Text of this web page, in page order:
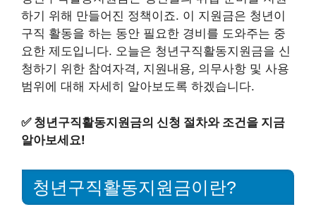
하기 위해 만들어진 정책이죠. 이 지원금은 청년이
구직 활동을 하는 동안 필요한 경비를 도와주는 중
요한 제도입니다. 오늘은 청년구직활동지원금을 신
청하기 위한 참여자격, 지원내용, 의무사항 및 사용
범위에 대해 자세히 알아보도록 하겠습니다.
✅ 청년구직활동지원금의 신청 절차와 조건을 지금
알아보세요!
청년구직활동지원금이란?